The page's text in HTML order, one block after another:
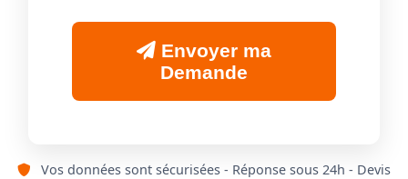
Envoyer ma
Demande
Vos données sont sécurisées - Réponse sous 24h - Devis